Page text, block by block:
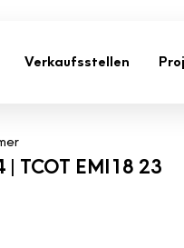
Verkaufsstellen
| TCOT EMI18 23